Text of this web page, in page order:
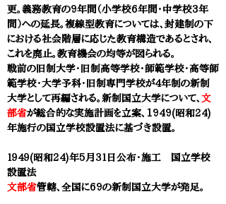
更。義務教育の9年間（小学校6年間・中学校3年
間）への延長。複線型教育については、封建制の下
における社会階層に応じた教育構造であるとされ、
これを廃止。教育機会の均等が図られる。
戦前の旧制大学・旧制高等学校・師範学校・高等師
範学校・大学予科・旧制専門学校が4年制の新制
大学として再編される。新制国立大学について、 文
部省が総合的な実施計画を立案、1949(昭和24)
年施行の国立学校設置法に基づき設置。
１９４９(昭和24)年5月３１日公布・施工 国立学校
設置法
文部省管轄、全国に69の新制国立大学が発足。